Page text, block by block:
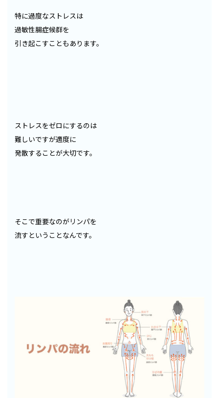
特に過度なストレスは
過敏性腸症候群を
引き起こすこともあります。
ストレスをゼロにするのは
難しいですが適度に
発散することが大切です。
そこで重要なのがリンパを
流すということなんです。